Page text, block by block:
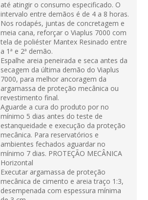
até atingir o consumo especificado. O
intervalo entre demãos é de 4 a 8 horas.
Nos rodapés, juntas de concretagem e
meia cana, reforçar o Viaplus 7000 com
tela de poliéster Mantex Resinado entre
a 1ª e 2ª demão.
Espalhe areia peneirada e seca antes da
secagem da última demão do Viaplus
7000, para melhor ancoragem da
argamassa de proteção mecânica ou
revestimento final.
Aguarde a cura do produto por no
mínimo 5 dias antes do teste de
estanqueidade e execução da proteção
mecânica. Para reservatórios e
ambientes fechados aguardar no
mínimo 7 dias. PROTEÇÃO MECÂNICA
Horizontal
Executar argamassa de proteção
mecânica de cimento e areia traço 1:3,
desempenada com espessura mínima